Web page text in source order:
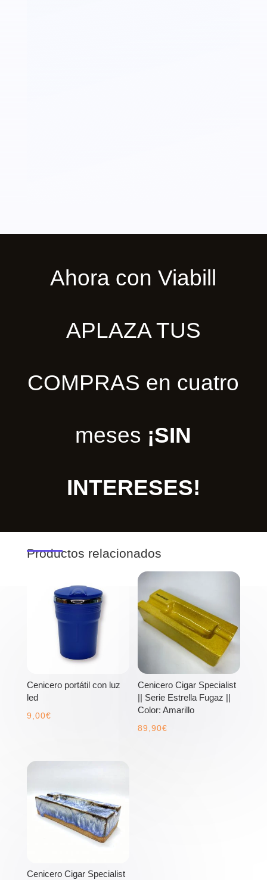
Ahora con Viabill
APLAZA TUS
COMPRAS en cuatro
meses ¡SIN
INTERESES!
Productos relacionados
Cenicero portátil con luz
led
9,00€
Cenicero Cigar Specialist
|| Serie Estrella Fugaz ||
Color: Amarillo
89,90€
Cenicero Cigar Specialist